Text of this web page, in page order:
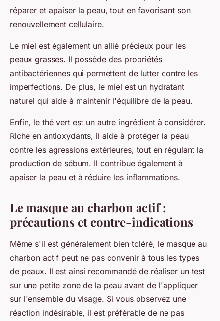
réparer et apaiser la peau, tout en favorisant son
renouvellement cellulaire.
Le miel est également un allié précieux pour les
peaux grasses. Il possède des propriétés
antibactériennes qui permettent de lutter contre les
imperfections. De plus, le miel est un hydratant
naturel qui aide à maintenir l'équilibre de la peau.
Enfin, le thé vert est un autre ingrédient à considérer.
Riche en antioxydants, il aide à protéger la peau
contre les agressions extérieures, tout en régulant la
production de sébum. Il contribue également à
apaiser la peau et à réduire les inflammations.
Le masque au charbon actif :
précautions et contre-indications
Même s'il est généralement bien toléré, le masque au
charbon actif peut ne pas convenir à tous les types
de peaux. Il est ainsi recommandé de réaliser un test
sur une petite zone de la peau avant de l'appliquer
sur l'ensemble du visage. Si vous observez une
réaction indésirable, il est préférable de ne pas